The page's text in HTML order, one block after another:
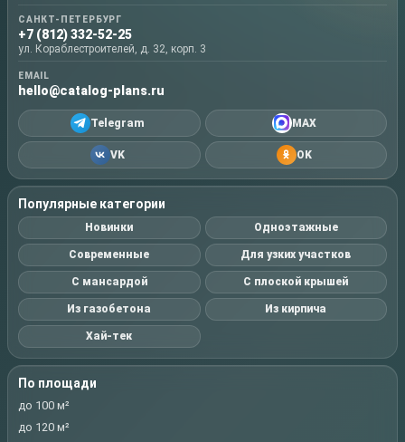
САНКТ-ПЕТЕРБУРГ
+7 (812) 332-52-25
ул. Кораблестроителей, д. 32, корп. 3
EMAIL
hello@catalog-plans.ru
Telegram MAX
VK OK
Популярные категории
Новинки Одноэтажные
Современные Для узких участков
С мансардой С плоской крышей
Из газобетона Из кирпича
Хай-тек
По площади
до 100 м²
до 120 м²